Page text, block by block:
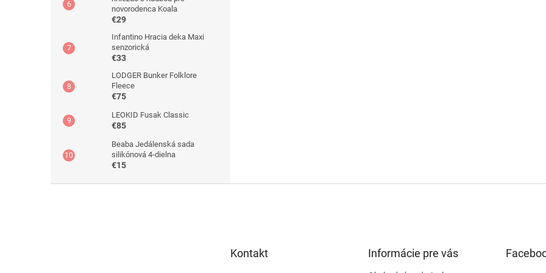
novorodenca Koala
€29
Infantino Hracia deka Maxi
senzorická
€33
LODGER Bunker Folklore
Fleece
€75
LEOKID Fusak Classic
€85
Beaba Jedálenská sada
silikónová 4-dielna
€15
Kontakt Informácie pre vás